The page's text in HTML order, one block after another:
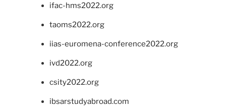
ifac-hms2022.org
taoms2022.org
iias-euromena-conference2022.org
ivd2022.org
csity2022.org
ibsarstudyabroad.com